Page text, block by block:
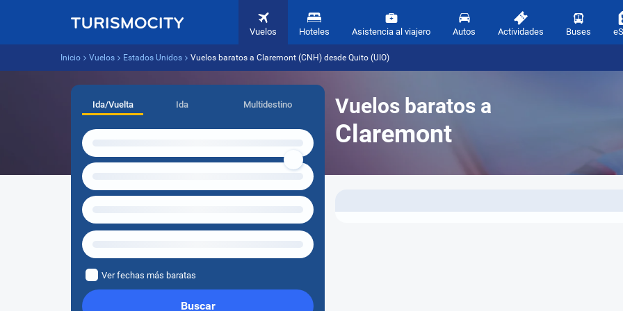
Vuelos Hoteles Asistencia al viajero Autos Actividades Buses
Inicio Vuelos Estados Unidos Vuelos baratos a Claremont (CNH) desde Quito (UIO)
Vuelos baratos a
Claremont
Ida/Vuelta Ida Multidestino
Ver fechas más baratas
Buscar